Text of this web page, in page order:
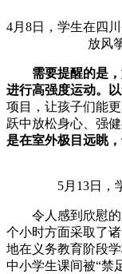
4月8日，学生在四
放风
需要提醒的是
进行高强度运动。
项目，让孩子们能
跃中放松身心、强
是在室外极目远眺
5月13日，
令人感到欣慰的
个小时方面采取了
地在义务教育阶段
中小学生课间被“禁